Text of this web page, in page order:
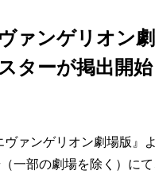
ァンゲリオン
ターが掲出開
ヴァンゲリオン劇場版』
一部の劇場を除く）に